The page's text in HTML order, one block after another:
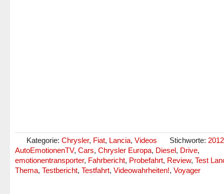
Kategorie: Chrysler, Fiat, Lancia, Videos Stichworte: 2012
AutoEmotionenTV, Cars, Chrysler Europa, Diesel, Drive,
emotionentransporter, Fahrbericht, Probefahrt, Review, Test
Thema, Testbericht, Testfahrt, Videowahrheiten!, Voyager